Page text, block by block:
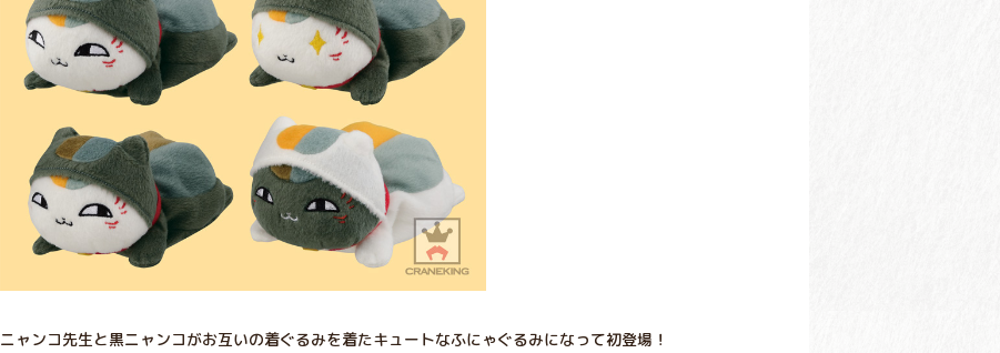
ニャンコ先生と黒ニャンコがお互いの着ぐるみを着たキュートなふにゃぐるみになって初登場！